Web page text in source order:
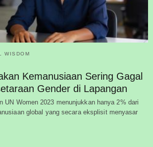
WISDOM
Kemanusiaan Sering Gagal
Gender di Lapangan
UN Women 2023 menunjukkan hanya 2% dari
global yang secara eksplisit menyasar